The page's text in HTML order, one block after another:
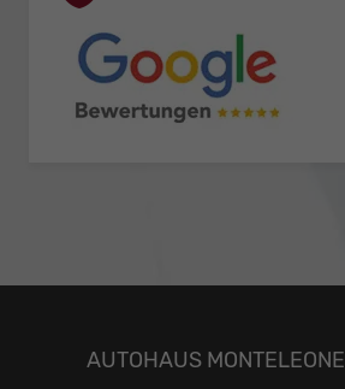
AUTOHAUS MONTELEONE